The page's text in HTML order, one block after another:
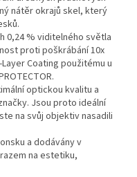
nátěr okrajů skel, který
0,24 % viditelného světla
proti poškrábání 10x
Coating použitému u
optickou kvalitu a
Jsou proto ideální
na svůj objektiv nasadili
a dodávány v
na estetiku,